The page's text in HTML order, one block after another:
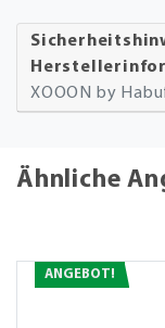
XOOON by
Ähnliche
ANGEBOT!